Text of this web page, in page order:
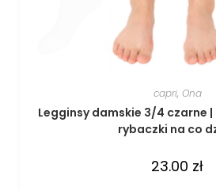
capri, Ona
Legginsy damskie 3/4 czarne |
rybaczki na co
23.00 zł